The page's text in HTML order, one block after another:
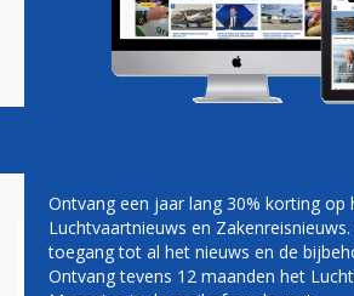
Magazine Podcasts
CRISIS MIDDEN-
Ontvang een jaar lang 30% korting op
Luchtvaartnieuws en
toegang tot al het nieuws en de
Ontvang tevens 12 maanden het